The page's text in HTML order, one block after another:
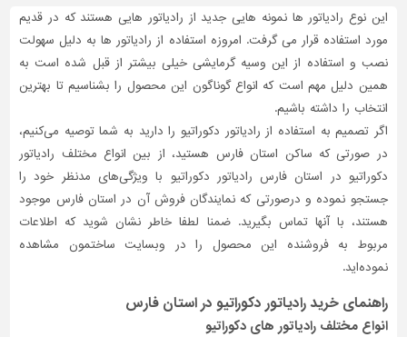
نما
ساخت
و
ساز
تاسیسات
ساختمان
شهرسازی،
ترافیک
و
سازه
این نوع رادیاتور ها نمونه هایی جدید از رادیاتور هایی هستند که در قدیم
مورد استفاده قرار می گرفت. امروزه استفاده از رادیاتور ها به دلیل سهولت
نصب و استفاده از این وسیه گرمایشی خیلی بیشتر از قبل شده است به
همین دلیل مهم است که انواع گوناگون این محصول را بشناسیم تا بهترین
انتخاب را داشته باشیم.
اگر تصمیم به استفاده از رادیاتور دکوراتیو را دارید به شما توصیه می‌کنیم،
در صورتی که ساکن استان فارس هستید، از بین انواع مختلف رادیاتور
دکوراتیو در استان فارس رادیاتور دکوراتیو با ویژگی‌های مدنظر خود را
جستجو نموده و درصورتی‌ که نمایندگان فروش آن در استان فارس موجود
هستند، با آنها تماس بگیرید. ضمنا لطفا خاطر نشان شوید که اطلاعات
مربوط به فروشنده این محصول را در وبسایت ساختمون مشاهده
نموده‌اید.
راهنمای خرید رادیاتور دکوراتیو در استان فارس
انواع مختلف رادیاتور های دکوراتیو